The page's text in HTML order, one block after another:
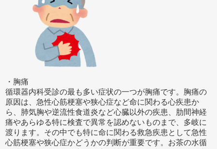
・胸痛
循環器内科受診の最も多い症状の一つが胸痛です。胸痛の
原因は、急性心筋梗塞や狭心症など命に関わる心疾患か
ら、肺気胸や逆流性食道炎など心臓以外の疾患、肋間神経
痛やあらゆる特に検査で異常を認めないものまで、多岐に
渡ります。その中でも特に命に関わる救急疾患として急性
心筋梗塞や狭心症かどうかの判断が重要です。お茶の水循